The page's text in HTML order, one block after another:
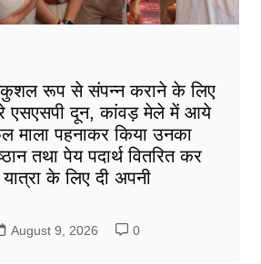
रूप से संपन्न कराने के लिए
एसएसपी दून, कांवड़ मेले में आये
माला पहनाकर किया उनका
तथा पेय पदार्थ वितरित कर
के लिए दी अपनी
August 9, 2026 0